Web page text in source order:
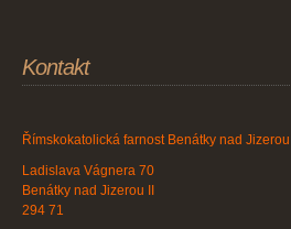
Kontakt
Římskokatolická farnost Benátky nad Jizerou
Ladislava Vágnera 70
Benátky nad Jizerou II
294 71